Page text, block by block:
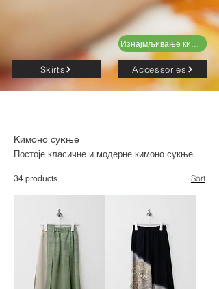
Изнајмљивање кимона
Skirts Accessories
Кимоно сукње
Постоје класичне и модерне кимоно сукње.
34 products Sort